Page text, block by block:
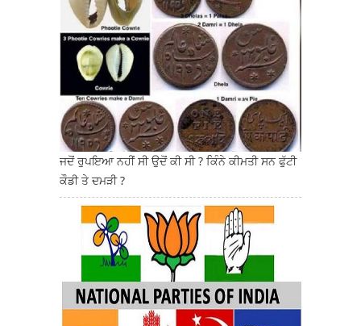
ਜਦੋਂ ਰੁਪਇਆ ਨਹੀਂ ਸੀ ਉਦੋਂ ਕੀ ਸੀ ? ਕਿੰਨੇ ਕੀਮਤੀ ਸਨ ਫੁੱਟੀ
ਕੌਡੀ ਤੇ ਦਮੜੀ ?